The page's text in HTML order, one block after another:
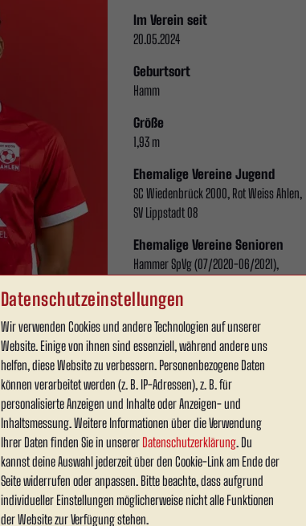
Datenschutzeinstellungen
Wir verwenden Cookies und andere Technologien auf unserer
Website. Einige von ihnen sind essenziell, während andere uns
helfen, diese Website zu verbessern. Personenbezogene Daten
können verarbeitet werden (z. B. IP-Adressen), z. B. für
personalisierte Anzeigen und Inhalte oder Anzeigen- und
Inhaltsmessung. Weitere Informationen über die Verwendung
Ihrer Daten finden Sie in unserer Datenschutzerklärung . Du
kannst deine Auswahl jederzeit über den Cookie-Link am Ende der
Seite widerrufen oder anpassen. Bitte beachte, dass aufgrund
individueller Einstellungen möglicherweise nicht alle Funktionen
der Website zur Verfügung stehen.
Im Verein seit
20.05.2024
Geburtsort
Hamm
Größe
1,93 m
Ehemalige Vereine Jugend
SC Wiedenbrück 2000, Rot Weiss Ahlen,
SV Lippstadt 08
Ehemalige Vereine Senioren
Hammer SpVg (07/2020-06/2021),
(01/2022-06/2024)
Fuß
beidfüßig
Nationalität
Deutschland